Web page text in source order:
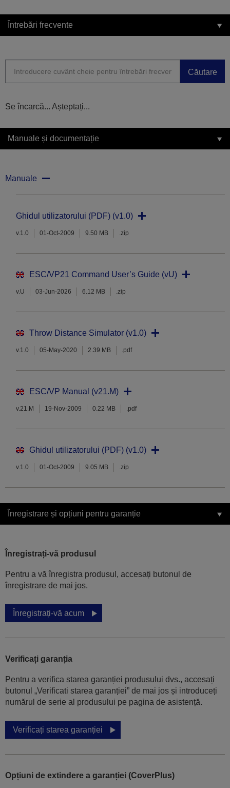
Întrebări frecvente
Căutare
Se încarcă... Așteptați...
Manuale și documentație
Manuale
Ghidul utilizatorului (PDF) (v1.0)
v.1.0 01-Oct-2009 9.50 MB .zip
ESC/VP21 Command User’s Guide (vU)
v.U 03-Jun-2026 6.12 MB .zip
Throw Distance Simulator (v1.0)
v.1.0 05-May-2020 2.39 MB .pdf
ESC/VP Manual (v21.M)
v.21.M 19-Nov-2009 0.22 MB .pdf
Ghidul utilizatorului (PDF) (v1.0)
v.1.0 01-Oct-2009 9.05 MB .zip
Înregistrare și opțiuni pentru garanție
Înregistrați-vă produsul
Pentru a vă înregistra produsul, accesați butonul de
înregistrare de mai jos.
Înregistrați-vă acum
Verificați garanția
Pentru a verifica starea garanției produsului dvs., accesați
butonul „Verificati starea garanției” de mai jos și introduceți
numărul de serie al produsului pe pagina de asistență.
Verificați starea garanției
Opțiuni de extindere a garanției (CoverPlus)